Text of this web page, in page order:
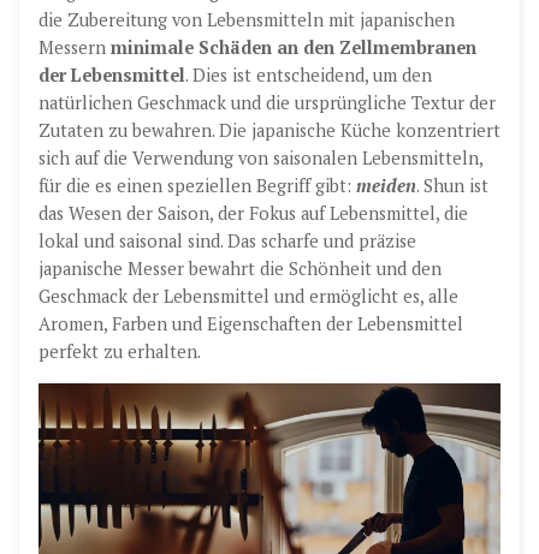
die Zubereitung von Lebensmitteln mit japanischen
Messern minimale Schäden an den Zellmembranen
der Lebensmittel. Dies ist entscheidend, um den
natürlichen Geschmack und die ursprüngliche Textur der
Zutaten zu bewahren. Die japanische Küche konzentriert
sich auf die Verwendung von saisonalen Lebensmitteln,
für die es einen speziellen Begriff gibt: meiden. Shun ist
das Wesen der Saison, der Fokus auf Lebensmittel, die
lokal und saisonal sind. Das scharfe und präzise
japanische Messer bewahrt die Schönheit und den
Geschmack der Lebensmittel und ermöglicht es, alle
Aromen, Farben und Eigenschaften der Lebensmittel
perfekt zu erhalten.